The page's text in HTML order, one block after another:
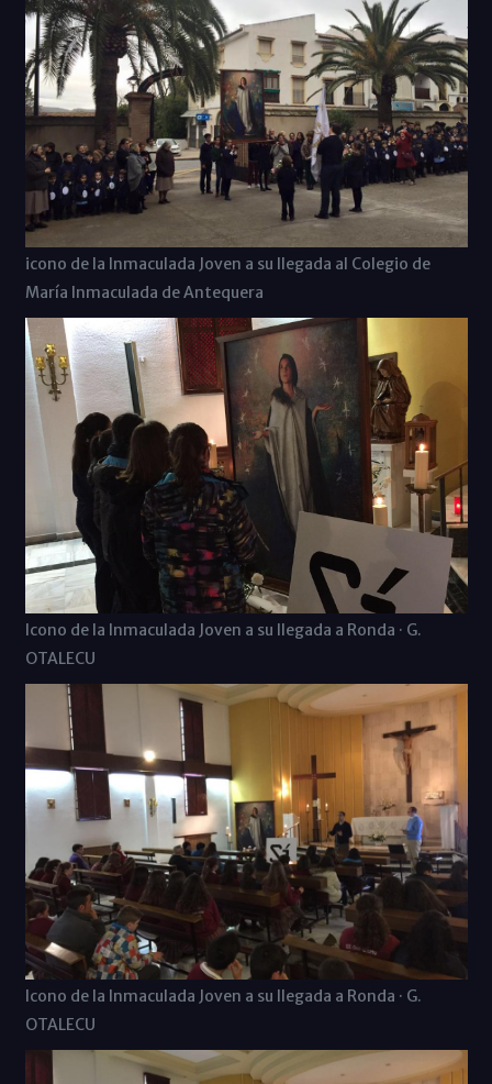
icono de la Inmaculada Joven a su llegada al Colegio de
María Inmaculada de Antequera
Icono de la Inmaculada Joven a su llegada a Ronda · G.
OTALECU
Icono de la Inmaculada Joven a su llegada a Ronda · G.
OTALECU